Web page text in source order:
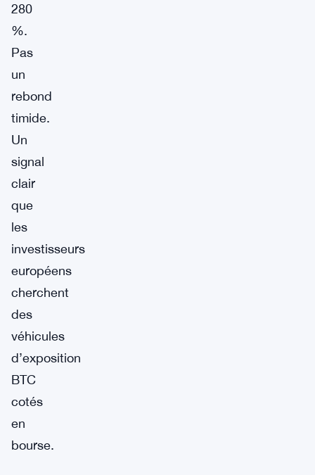
280
%.
Pas
un
rebond
timide.
Un
signal
clair
que
les
investisseurs
européens
cherchent
des
véhicules
d’exposition
BTC
cotés
en
bourse.